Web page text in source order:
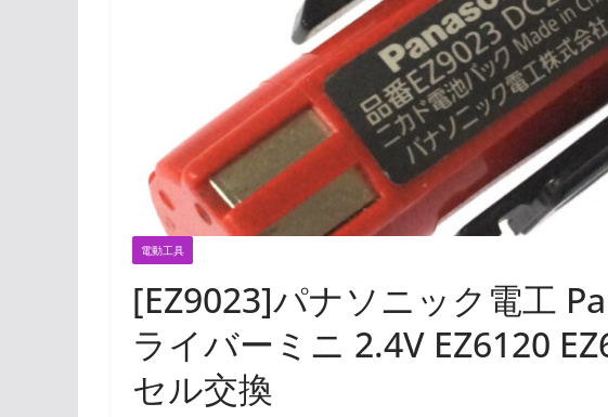
電動工具
[EZ9023]パナソニック電工
ライバーミニ 2.4V EZ6120
セル交換